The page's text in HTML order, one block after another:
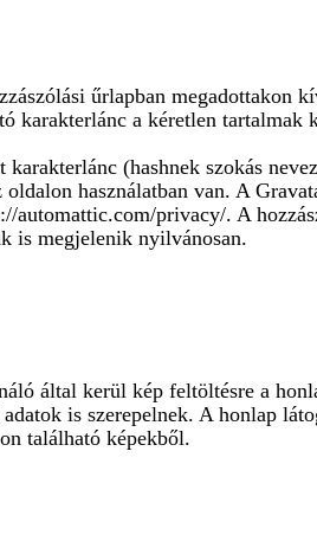
űrlapban megadottakon
karakterlánc a kéretlen tartalmak
(hashnek szokás
használatban van. A
privacy/. A
is megjelenik nyilvánosan.
által kerül kép feltöltésre a
is szerepelnek. A honlap
található képekből.